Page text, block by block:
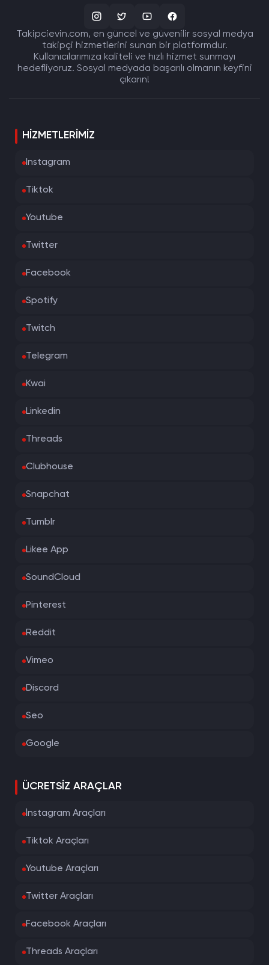
Takipcievin.com, en güncel ve güvenilir sosyal medya
takipçi hizmetlerini sunan bir platformdur.
Kullanıcılarımıza kaliteli ve hızlı hizmet sunmayı
hedefliyoruz. Sosyal medyada başarılı olmanın keyfini
çıkarın!
HIZMETLERIMIZ
Instagram
Tiktok
Youtube
Twitter
Facebook
Spotify
Twitch
Telegram
Kwai
Linkedin
Threads
Clubhouse
Snapchat
Tumblr
Likee App
SoundCloud
Pinterest
Reddit
Vimeo
Discord
Seo
Google
ÜCRETSIZ ARAÇLAR
İnstagram Araçları
Tiktok Araçları
Youtube Araçları
Twitter Araçları
Facebook Araçları
Threads Araçları